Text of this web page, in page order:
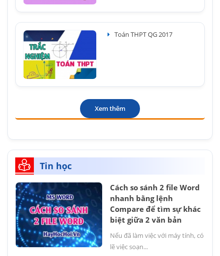
Toán THPT QG 2017
Xem thêm
Tin học
Cách so sánh 2 file Word
nhanh bằng lệnh
Compare để tìm sự khác
biệt giữa 2 văn bản
Nếu đã làm việc với máy tính, có
lẽ việc soạn...